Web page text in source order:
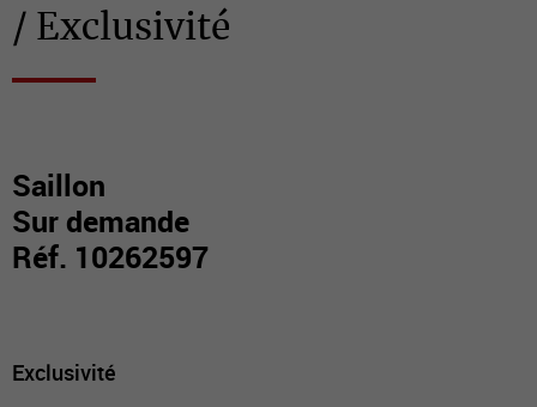
/ Exclusivité
Saillon
Sur demande
Réf. 10262597
Exclusivité